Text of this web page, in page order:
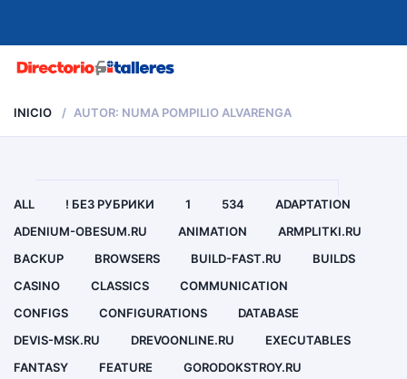
INICIO AUTOR: NUMA POMPILIO ALVARENGA
ALL ! БЕЗ РУБРИКИ 1 534
ADAPTATION
ADENIUM-OBESUM.RU
ANIMATION
ARMPLITKI.RU
BACKUP
BROWSERS BUILD-FAST.RU
BUILDS
CASINO
CLASSICS
COMMUNICATION
CONFIGS
CONFIGURATIONS
DATABASE
DEVIS-MSK.RU
DREVOONLINE.RU
EXECUTABLES
FANTASY
FEATURE
GORODOKSTROY.RU